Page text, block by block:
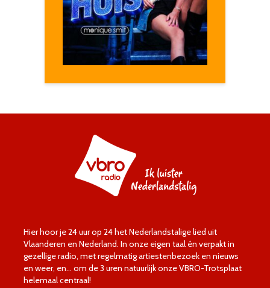
Hier hoor je 24 uur op 24 het Nederlandstalige lied uit
Vlaanderen en Nederland. In onze eigen taal én verpakt in
gezellige radio, met regelmatig artiestenbezoek en nieuws
en weer, en… om de 3 uren natuurlijk onze VBRO-Trotsplaat
helemaal centraal!